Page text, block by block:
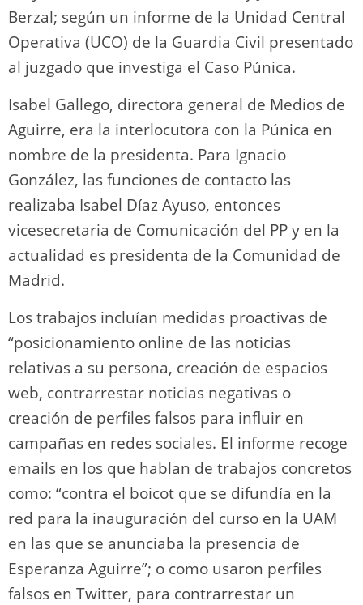
Berzal; según un informe de la Unidad Central
Operativa (UCO) de la Guardia Civil presentado
al juzgado que investiga el Caso Púnica.
Isabel Gallego, directora general de Medios de
Aguirre, era la interlocutora con la Púnica en
nombre de la presidenta. Para Ignacio
González, las funciones de contacto las
realizaba Isabel Díaz Ayuso, entonces
vicesecretaria de Comunicación del PP y en la
actualidad es presidenta de la Comunidad de
Madrid.
Los trabajos incluían medidas proactivas de
“posicionamiento online de las noticias
relativas a su persona, creación de espacios
web, contrarrestar noticias negativas o
creación de perfiles falsos para influir en
campañas en redes sociales. El informe recoge
emails en los que hablan de trabajos concretos
como: “contra el boicot que se difundía en la
red para la inauguración del curso en la UAM
en las que se anunciaba la presencia de
Esperanza Aguirre”; o como usaron perfiles
falsos en Twitter, para contrarrestar un